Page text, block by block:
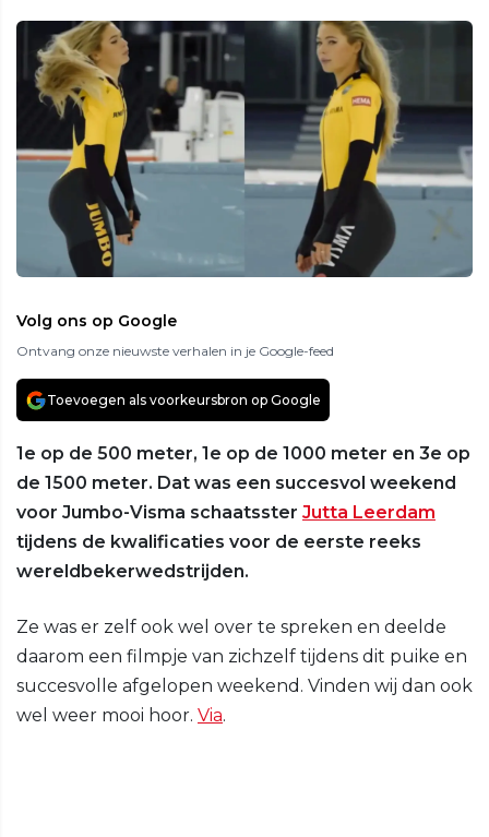
Volg ons op Google
Ontvang onze nieuwste verhalen in je Google-feed
Toevoegen als voorkeursbron op Google
1e op de 500 meter, 1e op de 1000 meter en 3e op
de 1500 meter. Dat was een succesvol weekend
voor Jumbo-Visma schaatsster Jutta Leerdam
tijdens de kwalificaties voor de eerste reeks
wereldbekerwedstrijden.
Ze was er zelf ook wel over te spreken en deelde
daarom een filmpje van zichzelf tijdens dit puike en
succesvolle afgelopen weekend. Vinden wij dan ook
wel weer mooi hoor. Via.